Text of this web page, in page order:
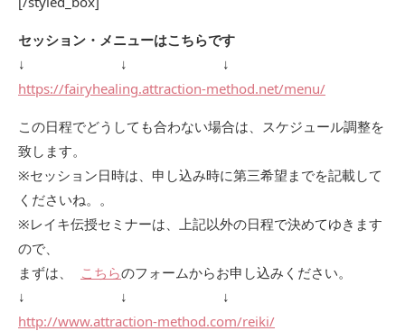
セッション・メニューはこちらです
↓ ↓ ↓
https://fairyhealing.attraction-method.net/menu/
この日程でどうしても合わない場合は、スケジュール調整を
致します。
※セッション日時は、申し込み時に第三希望までを記載して
くださいね。。
※レイキ伝授セミナーは、上記以外の日程で決めてゆきます
ので、
まずは、 こちらのフォームからお申し込みください。
↓ ↓ ↓
http://www.attraction-method.com/reiki/